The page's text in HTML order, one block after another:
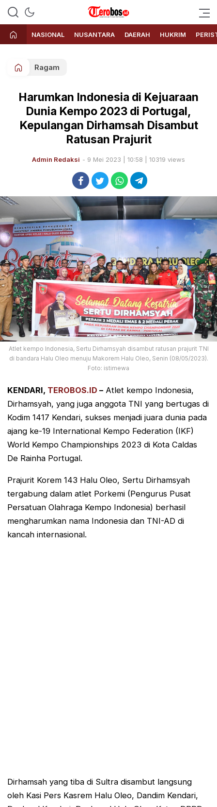
Terobos.id – Kabar terkini dari
Indonesia
Media siber yang menyajikan
berita terbaru dan kabar terkini
dari Indonesia untuk dunia
NASIONAL NUSANTARA DAERAH HUKRIM
Ragam
Harumkan Indonesia di Kejuaraan
Dunia Kempo 2023 di Portugal,
Kepulangan Dirhamsah Disambut
Ratusan Prajurit
Admin Redaksi - 9 Mei 2023 | 10:58 | 10319 views
Atlet kempo Indonesia, Sertu Dirhamsyah disambut ratusan prajurit TNI
di bandara Halu Oleo menuju Makorem Halu Oleo, Senin (08/05/2023).
Foto: istimewa
KENDARI, TEROBOS.ID – Atlet kempo Indonesia,
Dirhamsyah, yang juga anggota TNI yang bertugas di
Kodim 1417 Kendari, sukses menjadi juara dunia pada
ajang ke-19 International Kempo Federation (IKF)
World Kempo Championships 2023 di Kota Caldas
De Rainha Portugal.
Prajurit Korem 143 Halu Oleo, Sertu Dirhamsyah
tergabung dalam atlet Porkemi (Pengurus Pusat
Persatuan Olahraga Kempo Indonesia) berhasil
mengharumkan nama Indonesia dan TNI-AD di
kancah internasional.
Dirhamsah yang tiba di Sultra disambut langsung
oleh Kasi Pers Kasrem Halu Oleo, Dandim Kendari,